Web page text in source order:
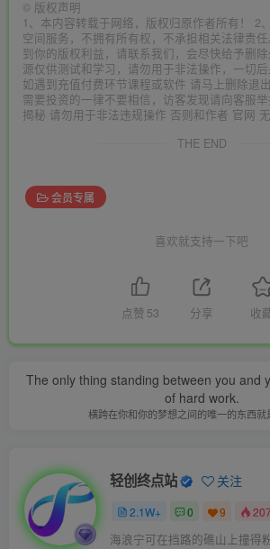
© 版权声明
1、本内容转载于网络，版权归原作者所有！ 2
空间服务，不拥有所有权，不承担相关法律责
到你的版权利益，请联系我们，会尽快给予删
源仅供测试和学习，请勿用于非法操作，一切后
如遇到充值付费环节课程或软件 请马上删除退
需要投资的一律不要相信，访客发现请向客服
揭秘 请勿用于非法违规操作 否则和作者 官网
THE END
会员专属
喜欢就支持一下吧
点赞 53 分享 收
The only thing standing between you and
of hard work.
横跨在你和你的梦想之间的唯一的东西就
轻创终点站 关注
2.1W+ 0 9
海浪宁可在挡路的礁山上撞得